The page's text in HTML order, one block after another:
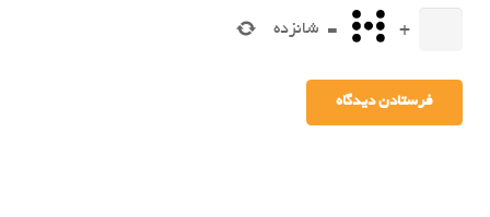
+
= شانزده